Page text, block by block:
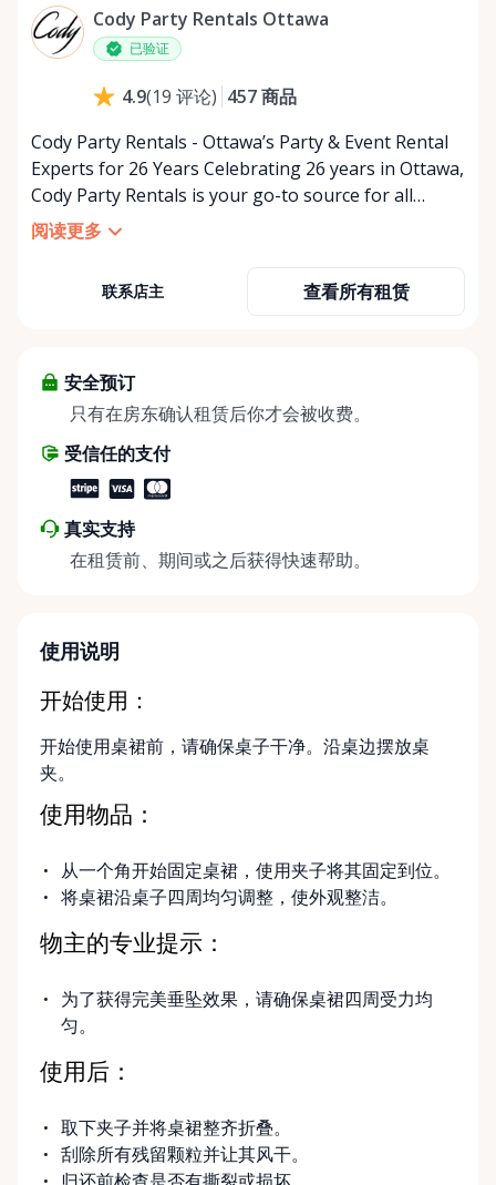
星期四
上午9:00 - 下午5:00
星期五
Cody Party Rentals Ottawa
已验证
4.9(19 评论) 457商品
Cody Party Rentals - Ottawa’s Party & Event Rental
Experts for 26 Years Celebrating 26 years in Ottawa,
Cody Party Rentals is your go-to source for all
things party and event rentals. We’re proud to be a
partner of Rent Anything, expanding our offerings
At Cody Party Rentals, we believe in the power of
about more than just saving money; it’s about
helping people enjoy more for less while making a
share instead of buy, we’re all doing our part to
make things easier on Mother Nature.
阅读更多
联系店主 查看所有租赁
安全预订
只有在房东确认租赁后你才会被收费。
受信任的支付
真实支持
在租赁前、期间或之后获得快速帮助。
使用说明
开始使用：
开始使用桌裙前，请确保桌子干净。沿桌边摆放桌
夹。
使用物品：
从一个角开始固定桌裙，使用夹子将其固定到位。
将桌裙沿桌子四周均匀调整，使外观整洁。
物主的专业提示：
为了获得完美垂坠效果，请确保桌裙四周受力均
匀。
使用后：
取下夹子并将桌裙整齐折叠。
刮除所有残留颗粒并让其风干。